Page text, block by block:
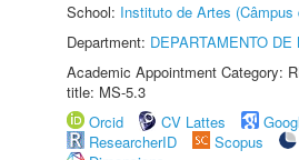
School: Instituto de Artes (Câmpus
Department: DEPARTAMENTO DE
Academic Appointment Category:
title: MS-5.3
Orcid
CV Lattes
ResearcherID
Scopus